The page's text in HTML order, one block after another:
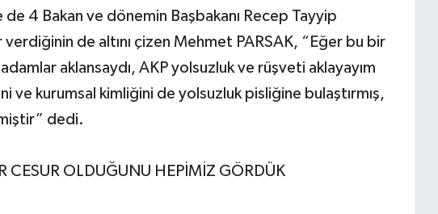
4 Bakan ve dönemin Başbakanı Recep Tayyip
verdiğinin de altını çizen Mehmet PARSAK, “Eğer bu bir
aklansaydı, AKP yolsuzluk ve rüşveti aklayayım
ve kurumsal kimliğini de yolsuzluk pisliğine bulaştırmış,
dedi.
CESUR OLDUĞUNU HEPİMİZ GÖRDÜK